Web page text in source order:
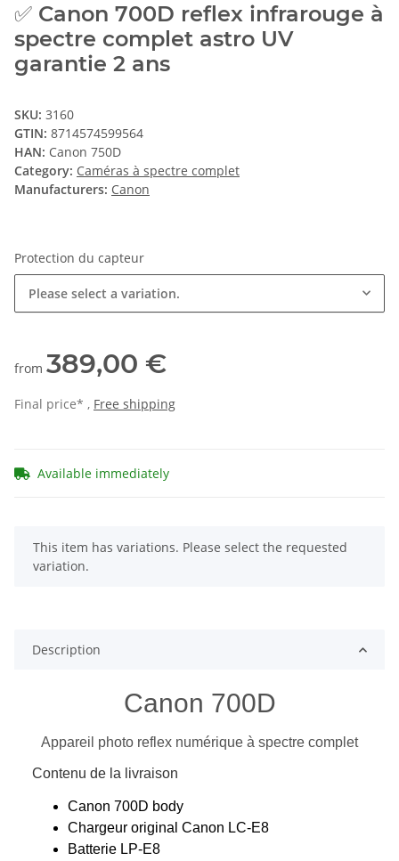
✅ Canon 700D reflex infrarouge à
spectre complet astro UV
garantie 2 ans
SKU: 3160
GTIN: 8714574599564
HAN: Canon 750D
Category: Caméras à spectre complet
Manufacturers: Canon
Protection du capteur
Please select a variation.
from 389,00 €
Final price* , Free shipping
Available immediately
x
This item has variations. Please select the requested
variation.
Description
Canon 700D
Appareil photo reflex numérique à spectre complet
Contenu de la livraison
Canon 700D body
Chargeur original Canon LC-E8
Batterie LP-E8